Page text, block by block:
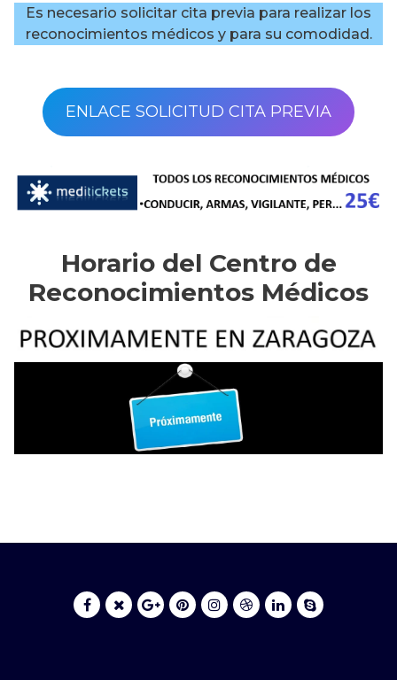
Es necesario solicitar cita previa para realizar los
reconocimientos médicos y para su comodidad.
ENLACE SOLICITUD CITA PREVIA
Horario del Centro de
Reconocimientos Médicos